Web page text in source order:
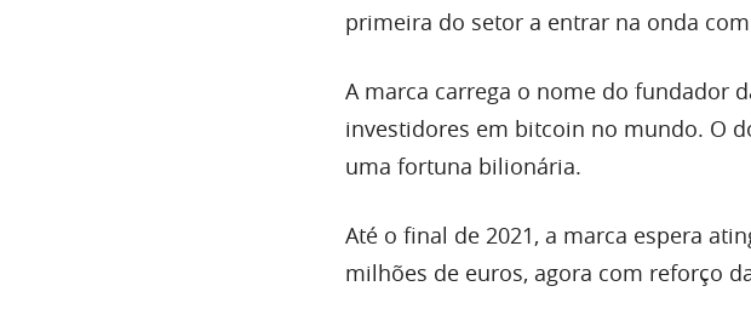
primeira do setor a entrar na onda
A marca carrega o nome do fundador
investidores em bitcoin no mundo. O
uma fortuna bilionária.
Até o final de 2021, a marca espera
milhões de euros, agora com reforço